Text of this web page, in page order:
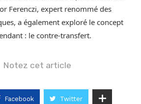
Ferenczi, expert renommé des
a également exploré le concept
: le contre-transfert.
Notez cet article
Facebook Twitter